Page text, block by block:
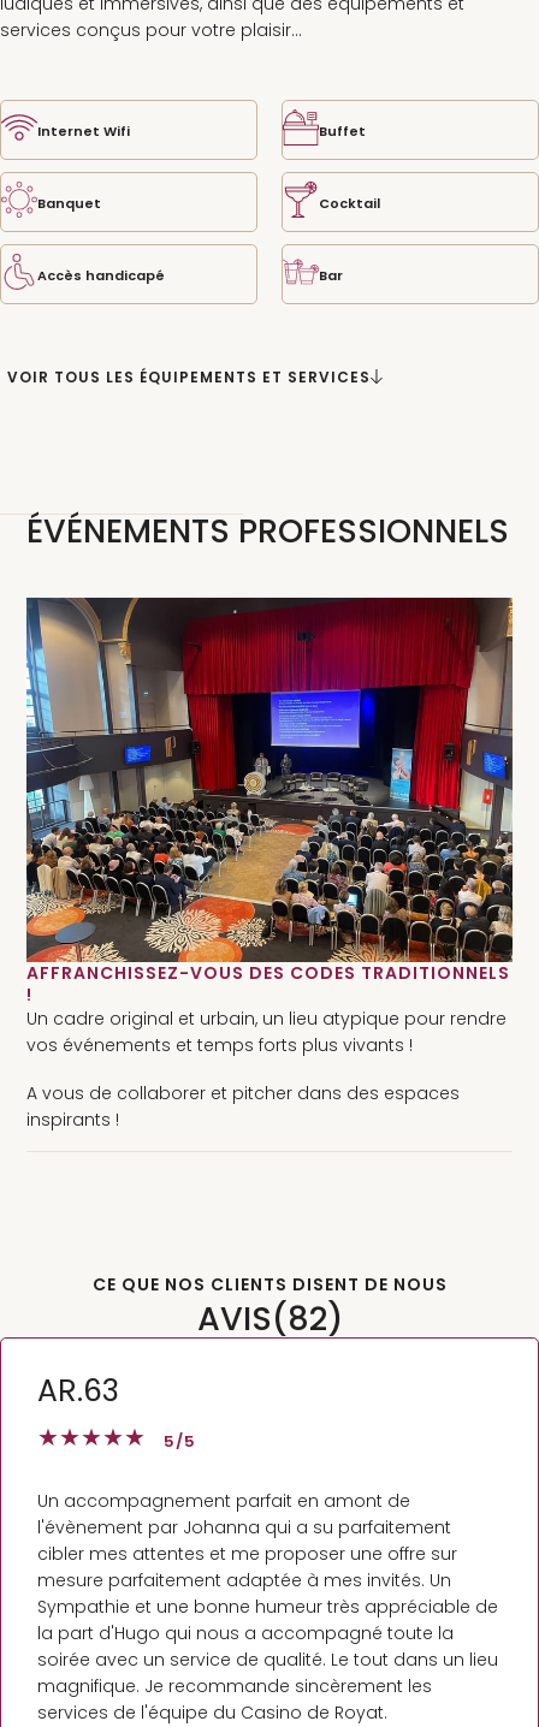
services conçus pour votre plaisir...
Internet Wifi Buffet
Banquet Cocktail
Accès handicapé Bar
VOIR TOUS LES ÉQUIPEMENTS ET SERVICES
ÉVÉNEMENTS PROFESSIONNELS
AFFRANCHISSEZ-VOUS DES CODES TRADITIONNELS
!
Un cadre original et urbain, un lieu atypique pour rendre
vos événements et temps forts plus vivants !
A vous de collaborer et pitcher dans des espaces
inspirants !
CE QUE NOS CLIENTS DISENT DE NOUS
AVIS(82)
AR.63
★★★★★ 5/5
Un accompagnement parfait en amont de
l'évènement par Johanna qui a su parfaitement
cibler mes attentes et me proposer une offre sur
mesure parfaitement adaptée à mes invités. Un
Sympathie et une bonne humeur très appréciable de
la part d'Hugo qui nous a accompagné toute la
soirée avec un service de qualité. Le tout dans un lieu
magnifique. Je recommande sincèrement les
services de l'équipe du Casino de Royat.